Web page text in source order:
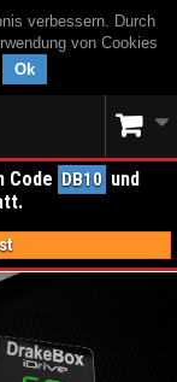
verbessern. Durch
von Cookies
Ok
Code DB10 und